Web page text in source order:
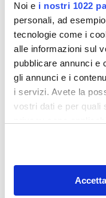
Noi e i nostri 1022
personali, ad
tecnologie come i
alle informazioni sul
pubblicare annunci e
gli annunci e i
i servizi. Avete la
vostri dati e per quali
modificare o
momento dalla
sull'icona di
Destinazioni